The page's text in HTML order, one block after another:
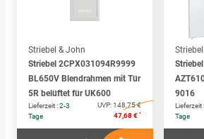
Striebel & John
Striebel 2CPX031094R9999
BL650V Blendrahmen mit Tür
5R belüftet für UK600
Lieferzeit :2-3
Tage
UVP:148,75 €
47,68 € *
9016
Lieferzeit :
Tage